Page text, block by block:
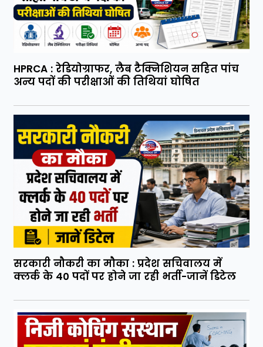
HPRCA : रेडियोग्राफर, लैब टैक्निशियन सहित पांच
अन्य पदों की परीक्षाओं की तिथियां घोषित
सरकारी नौकरी का मौका : प्रदेश सचिवालय में
क्लर्क के 40 पदों पर होने जा रही भर्ती-जानें डिटेल